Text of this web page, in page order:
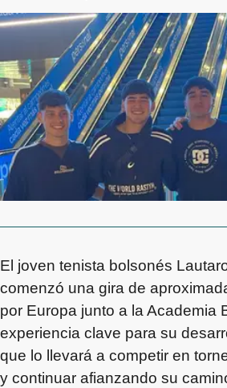
El joven tenista bolsonés
comenzó una gira de
por Europa junto a la Academia
experiencia clave para su
que lo llevará a competir en
y continuar afianzando su